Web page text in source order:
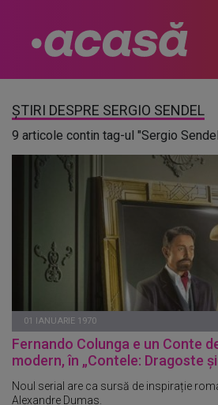
ȘTIRI DESPRE SERGIO SENDEL
9 articole contin tag-ul "Sergio
01 IANUARIE 1970
Fernando Colunga e un Conte
modern, în „Contele: Dragoste
Noul serial are ca sursă de inspirație
Alexandre Dumas.